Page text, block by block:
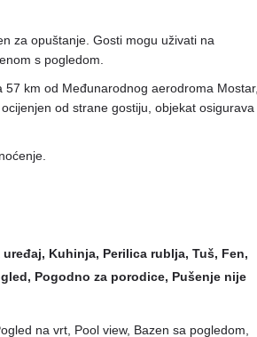
za opuštanje. Gosti mogu uživati ​​na
s pogledom.
km od Međunarodnog aerodroma Mostar,
od strane gostiju, objekat osigurava
Kuhinja, Perilica rublja, Tuš, Fen,
Pogodno za porodice, Pušenje nije
na vrt, Pool view, Bazen sa pogledom,